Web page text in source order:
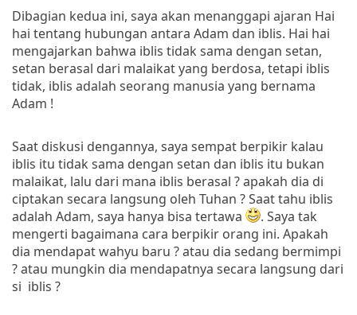
Dibagian kedua ini, saya akan menanggapi ajaran Hai
hai tentang hubungan antara Adam dan iblis. Hai hai
mengajarkan bahwa iblis tidak sama dengan setan,
setan berasal dari malaikat yang berdosa, tetapi iblis
tidak, iblis adalah seorang manusia yang bernama
Adam !
Saat diskusi dengannya, saya sempat berpikir kalau
iblis itu tidak sama dengan setan dan iblis itu bukan
malaikat, lalu dari mana iblis berasal ? apakah dia di
ciptakan secara langsung oleh Tuhan ? Saat tahu iblis
adalah Adam, saya hanya bisa tertawa
. Saya tak
mengerti bagaimana cara berpikir orang ini. Apakah
dia mendapat wahyu baru ? atau dia sedang bermimpi
? atau mungkin dia mendapatnya secara langsung dari
si iblis ?